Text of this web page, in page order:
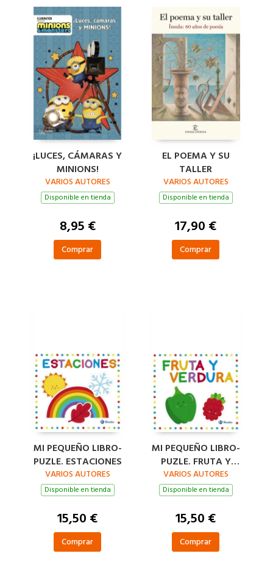
¡LUCES, CÁMARAS Y
MINIONS!
VARIOS AUTORES
Disponible en tienda
8,95 €
Comprar
EL POEMA Y SU
TALLER
VARIOS AUTORES
Disponible en tienda
17,90 €
Comprar
MI PEQUEÑO LIBRO-
PUZLE. ESTACIONES
VARIOS AUTORES
Disponible en tienda
15,50 €
Comprar
MI PEQUEÑO LIBRO-
PUZLE. FRUTA Y
VERDURA
VARIOS AUTORES
Disponible en tienda
15,50 €
Comprar